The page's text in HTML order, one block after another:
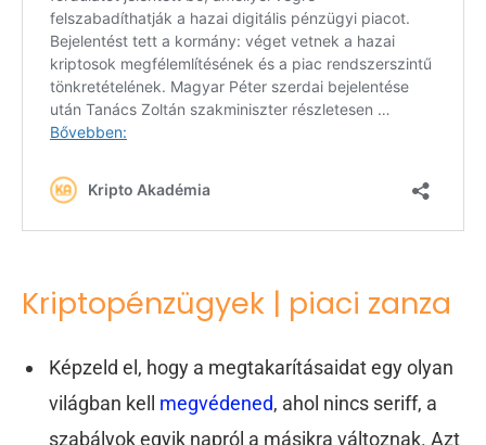
Kriptopénzügyek | piaci zanza
Képzeld el, hogy a megtakarításaidat egy olyan
világban kell megvédened, ahol nincs seriff, a
szabályok egyik napról a másikra változnak. Azt